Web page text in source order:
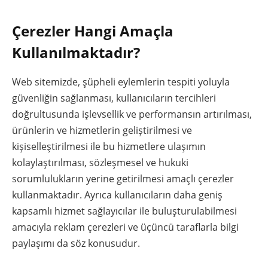
Çerezler Hangi Amaçla
Kullanılmaktadır?
Web sitemizde, şüpheli eylemlerin tespiti yoluyla
güvenliğin sağlanması, kullanıcıların tercihleri
doğrultusunda işlevsellik ve performansın artırılması,
ürünlerin ve hizmetlerin geliştirilmesi ve
kişiselleştirilmesi ile bu hizmetlere ulaşımın
kolaylaştırılması, sözleşmesel ve hukuki
sorumlulukların yerine getirilmesi amaçlı çerezler
kullanmaktadır. Ayrıca kullanıcıların daha geniş
kapsamlı hizmet sağlayıcılar ile buluşturulabilmesi
amacıyla reklam çerezleri ve üçüncü taraflarla bilgi
paylaşımı da söz konusudur.